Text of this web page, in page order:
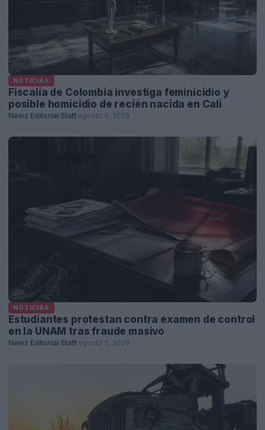
NOTICIAS
Fiscalía de Colombia investiga feminicidio y
posible homicidio de recién nacida en Cali
Newz Editorial Staff agosto 5, 2026
NOTICIAS
Estudiantes protestan contra examen de control
en la UNAM tras fraude masivo
Newz Editorial Staff agosto 5, 2026